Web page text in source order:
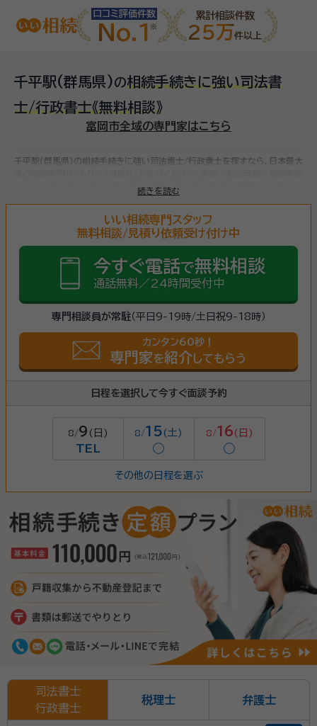
口コミ評価件数
No.1
累計相談件数
25万件以上
千平駅(群馬県)の相続手続きに強い司法書
士/行政書士《無料相談》
富岡市全域の専門家はこちら
続きを読む
千平駅(群馬県)の相続手続きに強い司法書士/行政書士を探すなら、日本最大
きに強い司法書士/行政書士をお探しいただけます。
財産が基礎控除額を超えていた場合）など多岐に渡るため、相続手続きに強い
まずは相談しましょう。
いい相続専門スタッフ
無料相談/見積り依頼受け付け中
今すぐ電話で無料相談
通話無料／24時間受付中
専門相談員が常駐（平日9-19時/土日祝9-18時）
カンタン60秒！
専門家を紹介 してもらう
日程を選択して今すぐ面談予約
8/9 (日)
TEL
8/15(土)
◯
8/16 (日)
◯
その他の日程を選ぶ
司法書士
行政書士
税理士 弁護士